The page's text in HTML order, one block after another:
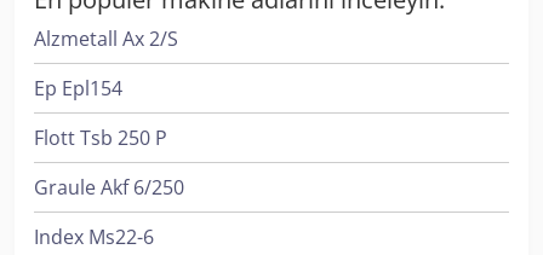
Alzmetall Ax 2/S
Ep Epl154
Flott Tsb 250 P
Graule Akf 6/250
Index Ms22-6